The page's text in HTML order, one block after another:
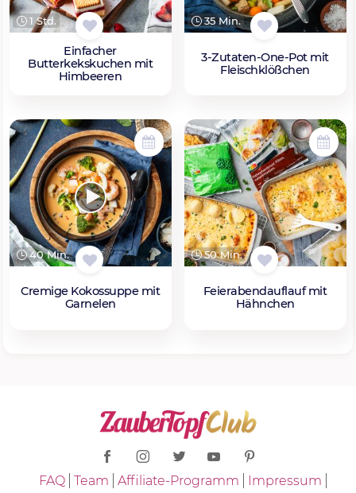
1 Std.
Einfacher
Butterkekskuchen mit
Himbeeren
35 Min.
3-Zutaten-One-Pot mit
Fleischklößchen
40 Min.
Cremige Kokossuppe mit
Garnelen
50 Min.
Feierabendauflauf mit
Hähnchen
FAQ Team Affiliate-Programm Impressum